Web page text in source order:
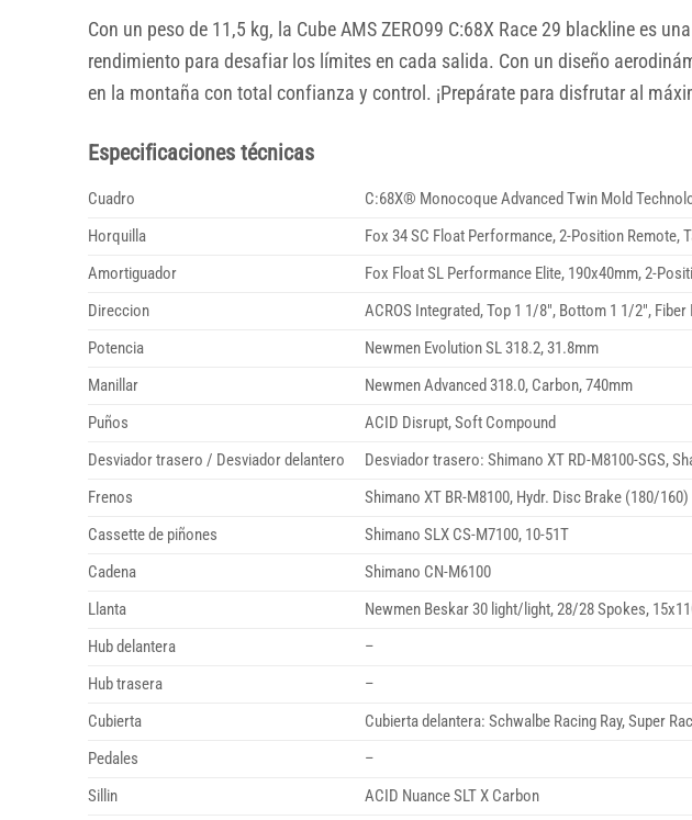
Con un peso de 11,5 kg, la Cube AMS ZERO99 C:68X Race 29 blackline es
rendimiento para desafiar los límites en cada salida. Con un diseño
en la montaña con total confianza y control. ¡Prepárate para disfrutar al
Especificaciones técnicas
Cuadro
C:68X® Monocoque Advanced Twin Mold
Horquilla
Fox 34 SC Float Performance, 2-Position Remote,
Amortiguador
Fox Float SL Performance Elite, 190x40mm, 2-
Direccion
ACROS Integrated, Top 1 1/8″, Bottom 1 1/2″,
Potencia
Newmen Evolution SL 318.2, 31.8mm
Manillar
Newmen Advanced 318.0, Carbon, 740mm
Puños
ACID Disrupt, Soft Compound
Desviador trasero / Desviador delantero
Desviador trasero: Shimano XT RD-M8100-SGS,
Frenos
Shimano XT BR-M8100, Hydr. Disc Brake (180/160)
Cassette de piñones
Shimano SLX CS-M7100, 10-51T
Cadena
Shimano CN-M6100
Llanta
Newmen Beskar 30 light/light, 28/28 Spokes,
Hub delantera
–
Hub trasera
–
Cubierta
Cubierta delantera: Schwalbe Racing Ray, Super
Pedales
–
Sillin
ACID Nuance SLT X Carbon